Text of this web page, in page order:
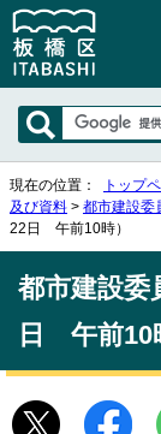
現在の位置： トップ
及び資料 > 都市建設委
22日 午前10時）
都市建設委
日 午前10